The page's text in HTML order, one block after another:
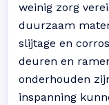
weinig zorg
duurzaam
slijtage en
deuren en
onderhouden
inspanning